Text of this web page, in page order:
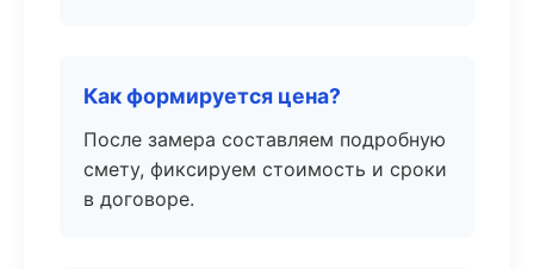
Как формируется цена?
После замера составляем подробную
смету, фиксируем стоимость и сроки
в договоре.